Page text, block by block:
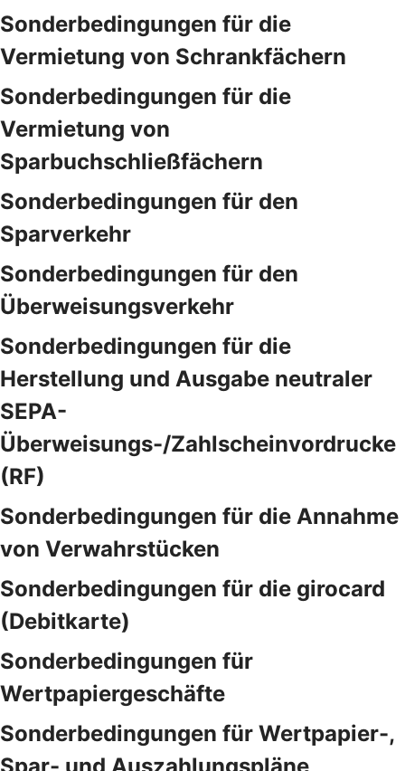
Sonderbedingungen für die
Vermietung von Schrankfächern
Sonderbedingungen für die
Vermietung von
Sparbuchschließfächern
Sonderbedingungen für den
Sparverkehr
Sonderbedingungen für den
Überweisungsverkehr
Sonderbedingungen für die
Herstellung und Ausgabe neutraler
SEPA-
Überweisungs-/Zahlscheinvordrucke
(RF)
Sonderbedingungen für die Annahme
von Verwahrstücken
Sonderbedingungen für die girocard
(Debitkarte)
Sonderbedingungen für
Wertpapiergeschäfte
Sonderbedingungen für Wertpapier-,